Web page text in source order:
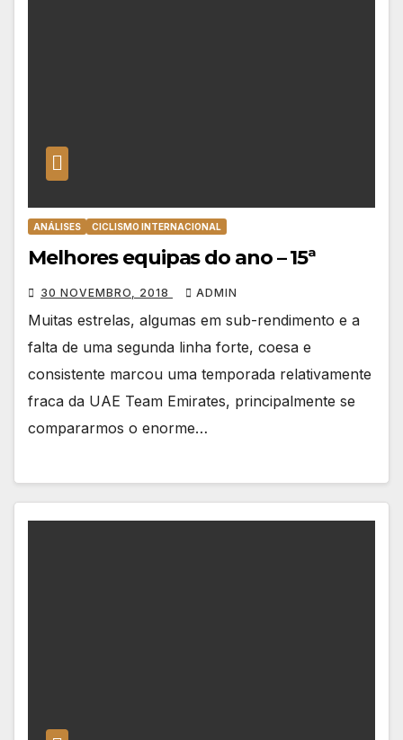
ANÁLISES CICLISMO INTERNACIONAL
Melhores equipas do ano – 15ª
30 NOVEMBRO, 2018 ADMIN
Muitas estrelas, algumas em sub-rendimento e a
falta de uma segunda linha forte, coesa e
consistente marcou uma temporada relativamente
fraca da UAE Team Emirates, principalmente se
compararmos o enorme…